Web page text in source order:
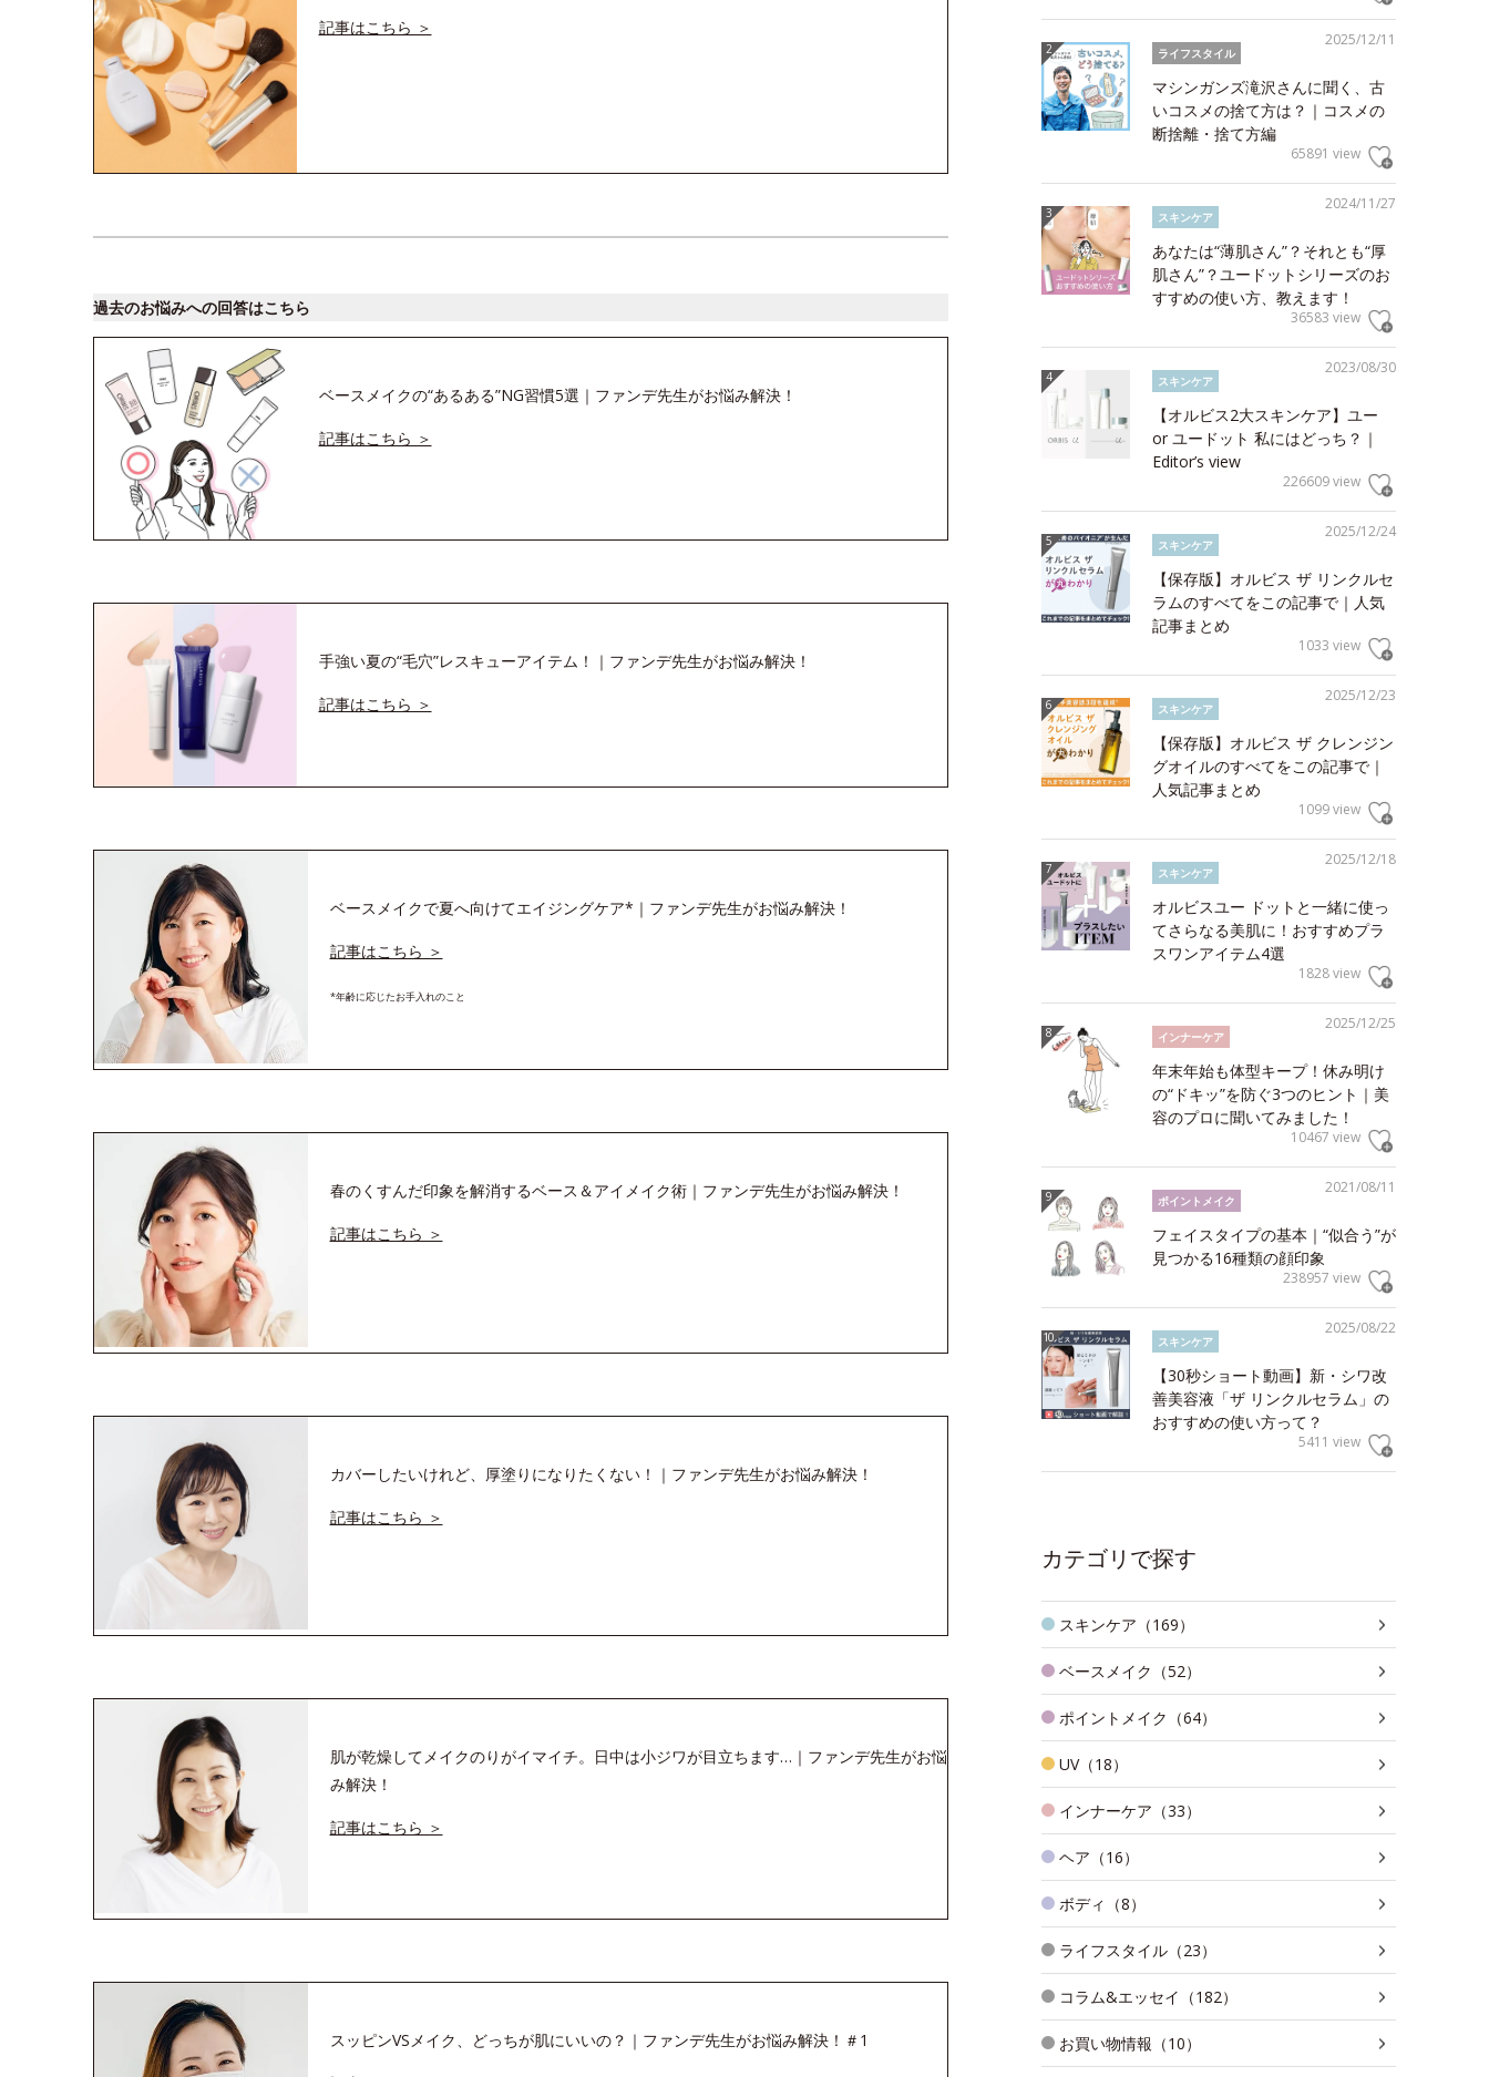
記事はこちら ＞
過去のお悩みへの回答はこちら
ベースメイクの“あるある”NG習慣5選｜ファンデ先生がお悩み解決！
記事はこちら ＞
手強い夏の“毛穴”レスキューアイテム！｜ファンデ先生がお悩み解決！
記事はこちら ＞
ベースメイクで夏へ向けてエイジングケア*｜ファンデ先生がお悩み解決！
記事はこちら ＞
*年齢に応じたお手入れのこと
春のくすんだ印象を解消するベース＆アイメイク術｜ファンデ先生がお悩み解決！
記事はこちら ＞
カバーしたいけれど、厚塗りになりたくない！｜ファンデ先生がお悩み解決！
記事はこちら ＞
肌が乾燥してメイクのりがイマイチ。日中は小ジワが目立ちます…｜ファンデ先生がお悩
み解決！
記事はこちら ＞
スッピンVSメイク、どっちが肌にいいの？｜ファンデ先生がお悩み解決！＃1
2025/12/11
ライフスタイル
マシンガンズ滝沢さんに聞く、古
いコスメの捨て方は？｜コスメの
断捨離・捨て方編
65891 view
2024/11/27
スキンケア
あなたは“薄肌さん”？それとも“厚
肌さん”？ユードットシリーズのお
すすめの使い方、教えます！
36583 view
2023/08/30
スキンケア
【オルビス2大スキンケア】ユー
or ユードット 私にはどっち？｜
Editor’s view
226609 view
2025/12/24
スキンケア
【保存版】オルビス ザ リンクルセ
ラムのすべてをこの記事で｜人気
記事まとめ
1033 view
2025/12/23
スキンケア
【保存版】オルビス ザ クレンジン
グオイルのすべてをこの記事で｜
人気記事まとめ
1099 view
2025/12/18
スキンケア
オルビスユー ドットと一緒に使っ
てさらなる美肌に！おすすめプラ
スワンアイテム4選
1828 view
2025/12/25
インナーケア
年末年始も体型キープ！休み明け
の“ドキッ”を防ぐ3つのヒント｜美
容のプロに聞いてみました！
10467 view
2021/08/11
ポイントメイク
フェイスタイプの基本｜“似合う”が
見つかる16種類の顔印象
238957 view
2025/08/22
スキンケア
【30秒ショート動画】新・シワ改
善美容液「ザ リンクルセラム」の
おすすめの使い方って？
5411 view
カテゴリで探す
スキンケア（169）
ベースメイク（52）
ポイントメイク（64）
UV（18）
インナーケア（33）
ヘア（16）
ボディ（8）
ライフスタイル（23）
コラム&エッセイ（182）
お買い物情報（10）